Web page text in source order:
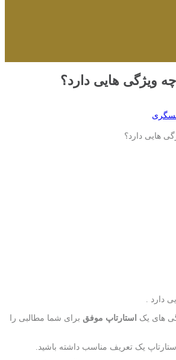
ویژگی هایی دارد؟
دارد .
های یک استارتاپ موفق برای شما مطالبی را
یک تعریف مناسب داشته باشید.